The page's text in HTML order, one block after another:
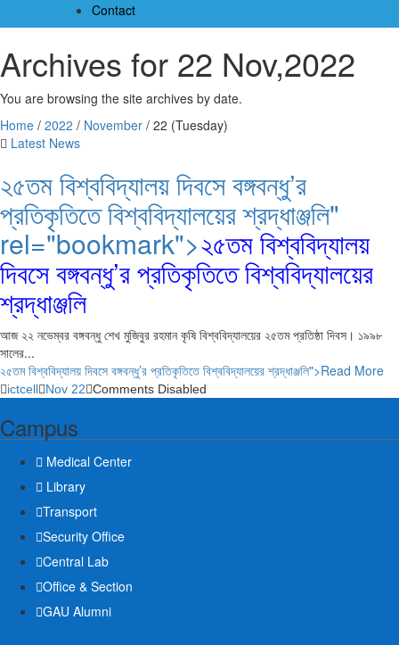
Contact
Archives for 22 Nov,2022
You are browsing the site archives by date.
Home / 2022 / November / 22 (Tuesday)
Latest News
২৫তম বিশ্ববিদ্যালয় দিবসে বঙ্গবন্ধু’র
প্রতিকৃতিতে বিশ্ববিদ্যালয়ের শ্রদ্ধাঞ্জলি"
rel="bookmark">২৫তম বিশ্ববিদ্যালয়
দিবসে বঙ্গবন্ধু’র প্রতিকৃতিতে বিশ্ববিদ্যালয়ের
শ্রদ্ধাঞ্জলি
আজ ২২ নভেম্বর বঙ্গবন্ধু শেখ মুজিবুর রহমান কৃষি বিশ্ববিদ্যালয়ের ২৫তম প্রতিষ্ঠা দিবস। ১৯৯৮
সালের...
২৫তম বিশ্ববিদ্যালয় দিবসে বঙ্গবন্ধু’র প্রতিকৃতিতে বিশ্ববিদ্যালয়ের শ্রদ্ধাঞ্জলি">Read More
ictcell Nov 22 Comments Disabled
Campus
Medical Center
Library
Transport
Security Office
Central Lab
Office & Section
GAU Alumni